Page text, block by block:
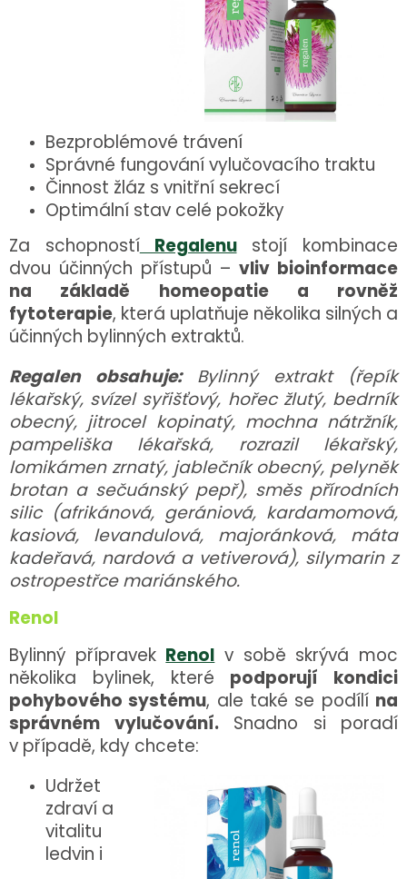
Bezproblémové trávení
Správné fungování vylučovacího traktu
Činnost žláz s vnitřní sekrecí
Optimální stav celé pokožky
Za schopnostíRegalenustojí kombinace
dvou účinných přístupů – vliv bioinformace
na základě homeopatie a rovněž
fytoterapie, která uplatňuje několika silných a
účinných bylinných extraktů.
Regalen obsahuje:Bylinný extrakt (řepík
lékařský, svízel syřišťový, hořec žlutý, bedrník
obecný, jitrocel kopinatý, mochna nátržník,
pampeliška lékařská, rozrazil lékařský,
lomikámen zrnatý, jablečník obecný, pelyněk
brotan a sečuánský pepř), směs přírodních
silic (afrikánová, gerániová, kardamomová,
kasiová, levandulová, majoránková, máta
kadeřavá, nardová a vetiverová), silymarin z
ostropestřce mariánského.
Renol
Bylinný přípravek Renol v sobě skrývá moc
několika bylinek, které podporují kondici
pohybového systému, ale také se podílí na
správném vylučování.Snadno si poradí
v případě, kdy chcete:
Udržet
zdraví a
vitalitu
ledvin i